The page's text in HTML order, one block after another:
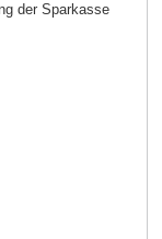
der Sparkasse